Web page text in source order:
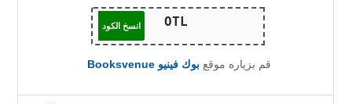
انسخ الكود
قم بزياره موقع بوك فينيو Booksvenue